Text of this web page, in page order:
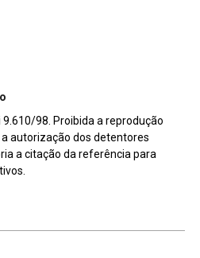
98. Proibida a reprodução
autorização dos detentores
a citação da referência para